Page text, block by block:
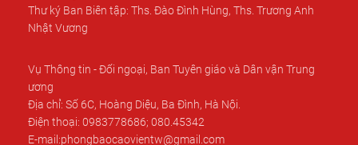
Thư ký Ban Biên tập: Ths. Đào Đình Hùng, Ths. Trương Anh
Nhật Vương
Vụ Thông tin - Đối ngoại, Ban Tuyên giáo và Dân vận Trung
ương
Địa chỉ: Số 6C, Hoàng Diệu, Ba Đình, Hà Nội.
Điện thoại: 0983778686; 080.45342
E-mail:phongbaocaovientw@gmail.com